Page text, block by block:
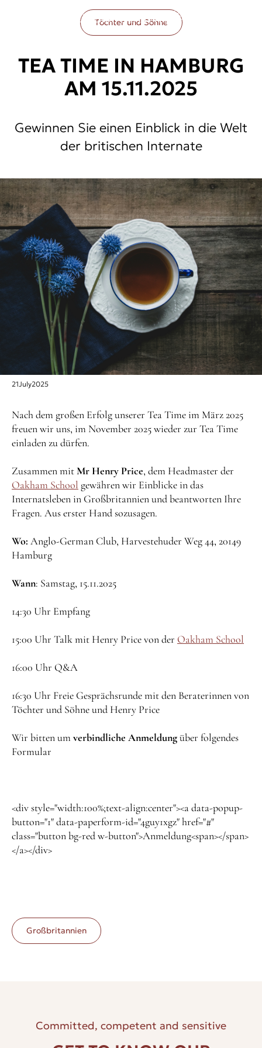
Töchter und Söhne
TEA TIME IN HAMBURG
AM 15.11.2025
Gewinnen Sie einen Einblick in die Welt
der britischen Internate
21July2025
Nach dem großen Erfolg unserer Tea Time im März 2025
freuen wir uns, im November 2025 wieder zur Tea Time
einladen zu dürfen.
Zusammen mitMr Henry Price, dem Headmaster der
Oakham School gewähren wir Einblicke in das
Internatsleben in Großbritannien und beantworten Ihre
Fragen. Aus erster Hand sozusagen.
Wo: Anglo-German Club, Harvestehuder Weg 44, 20149
Hamburg
Wann: Samstag, 15.11.2025
14:30 Uhr Empfang
15:00 Uhr Talk mit Henry Price von der Oakham School
16:00 Uhr Q&A
16:30 Uhr Freie Gesprächsrunde mit den Beraterinnen von
Töchter und Söhne und Henry Price
Wir bitten um verbindliche Anmeldungüber folgendes
Formular
<div style="width:100%;text-align:center"><a data-popup-
button="1" data-paperform-id="4guy1xgz" href="#"
class="button bg-red w-button">Anmeldung<span></span>
</a></div>
Großbritannien
Committed, competent and sensitive